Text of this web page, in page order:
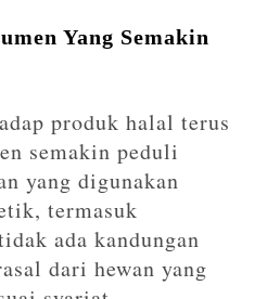
Yang Semakin
produk halal terus
semakin peduli
yang digunakan
termasuk
ada kandungan
dari hewan yang